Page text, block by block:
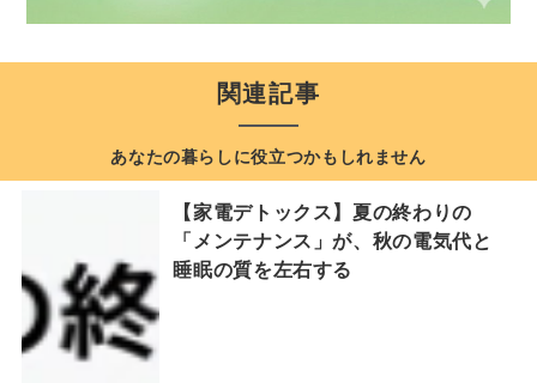
関連記事
あなたの暮らしに役立つかもしれません
【家電デトックス】夏の終わりの
「メンテナンス」が、秋の電気代と
睡眠の質を左右する